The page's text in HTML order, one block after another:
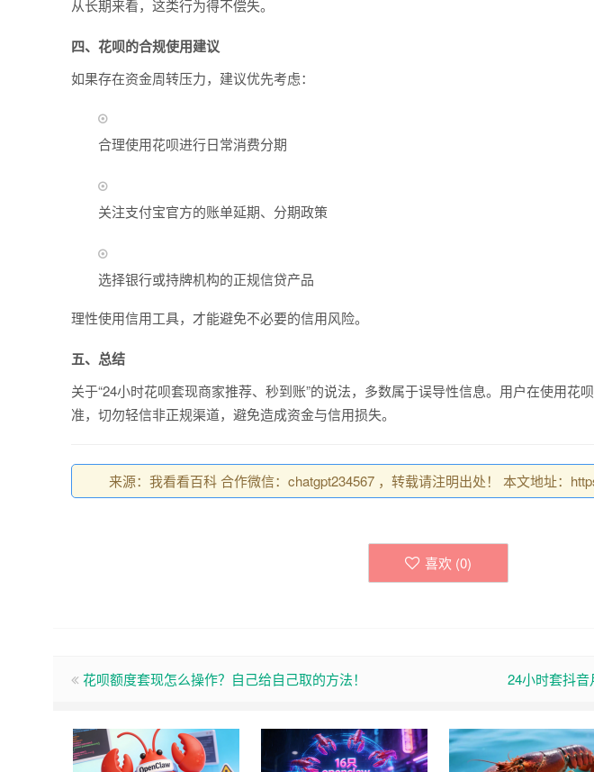
从长期来看，这类行为得不偿失。
四、花呗的合规使用建议
如果存在资金周转压力，建议优先考虑：
合理使用花呗进行日常消费分期
关注支付宝官方的账单延期、分期政策
选择银行或持牌机构的正规信贷产品
理性使用信用工具，才能避免不必要的信用风险。
五、总结
关于“24小时花呗套现商家推荐、秒到账”的说法，多数属于误导性信息。用户在使用花
准，切勿轻信非正规渠道，避免造成资金与信用损失。
来源：我看看百科 合作微信：chatgpt234567 ，转载请注明出处！ 本文地址：
喜欢 (0)
花呗额度套现怎么操作？自己给自己取的方法！ 24小时套抖